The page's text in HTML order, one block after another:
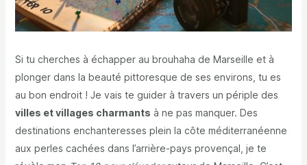
Si tu cherches à échapper au brouhaha de Marseille et à
plonger dans la beauté pittoresque de ses environs, tu es
au bon endroit ! Je vais te guider à travers un périple des
villes et villages charmants à ne pas manquer. Des
destinations enchanteresses plein la côte méditerranéenne
aux perles cachées dans l’arrière-pays provençal, je te